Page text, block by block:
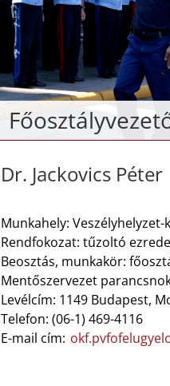
Dr. Jackovics Péter
Munkahely: Veszélyhelyzet-
Rendfokozat: tűzoltó
Beosztás, munkakör:
Mentőszervezet
Levélcím: 1149 Budapest,
Telefon: (06-1) 469-4116
E-mail cím: